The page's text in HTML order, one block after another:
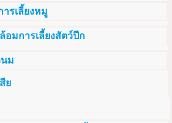
รเลี้ยงหมู
มการเลี้ยงสัตว์ปีก
ม
ย